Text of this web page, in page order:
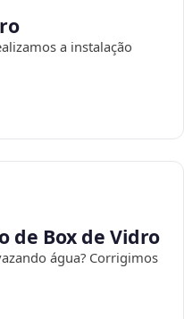
a instalação
de Box de Vidro
água? Corrigimos